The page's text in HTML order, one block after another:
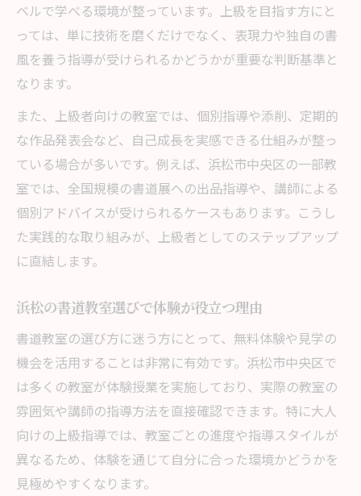
ベルで学べる環境が整っています。上級を目指す方にと
っては、単に技術を磨くだけでなく、表現力や独自の書
風を養う指導が受けられるかどうかが重要な判断基準と
なります。
また、上級者向けの教室では、個別指導や添削、定期的
な作品発表会など、自己成長を実感できる仕組みが整っ
ている場合が多いです。例えば、浜松市中央区の一部教
室では、全国規模の書道展への出品指導や、講師による
個別アドバイスが受けられるケースもあります。こうし
た実践的な取り組みが、上級者としてのステップアップ
に直結します。
浜松の書道教室選びで体験が役立つ理由
書道教室の選び方に迷う方にとって、無料体験や見学の
機会を活用することは非常に有効です。浜松市中央区で
は多くの教室が体験授業を実施しており、実際の教室の
雰囲気や講師の指導方法を直接確認できます。特に大人
向けの上級指導では、教室ごとの進度や指導スタイルが
異なるため、体験を通じて自分に合った環境かどうかを
見極めやすくなります。